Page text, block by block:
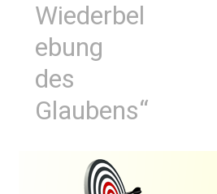
Wiederbel
ebung
des
Glaubens“